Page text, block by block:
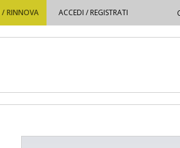
RINNOVA ACCEDI / REGISTRATI